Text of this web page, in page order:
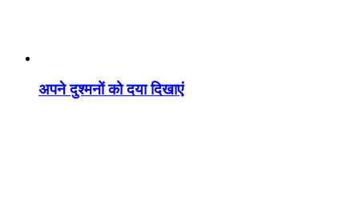
अपने दुश्मनों को दया दिखाएं